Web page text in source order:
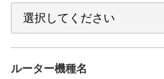
ルーター機種名